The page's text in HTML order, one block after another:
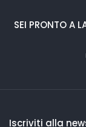
SEI PRONTO A
Iscriviti alla